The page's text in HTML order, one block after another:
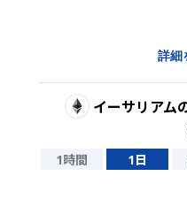
詳細
イーサリアム
1時間 1日